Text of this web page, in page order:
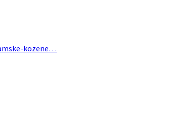
kozene…